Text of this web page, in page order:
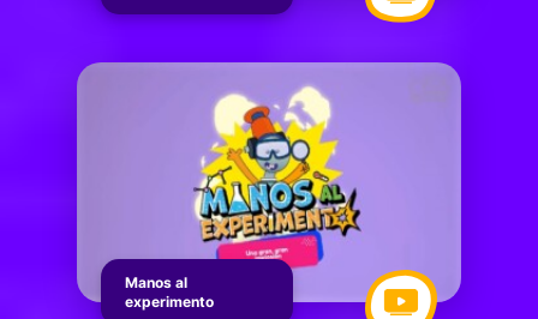
Manos al
experimento